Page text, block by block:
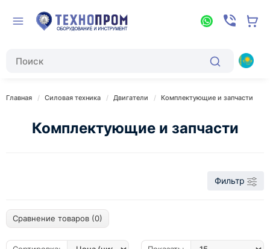
Главная Силовая техника Двигатели Комплектующие и запчасти
Комплектующие и запчасти
Фильтр
Сравнение товаров (0)